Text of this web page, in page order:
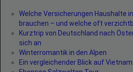
Welche Versicherungen Haushalte
brauchen – und welche oft
Kurztrip von Deutschland nach
sich an
Winterromantik in den Alpen
Ein vergleichender Blick auf